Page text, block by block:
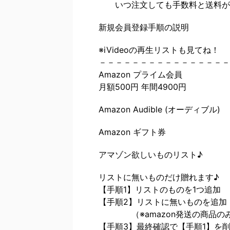
いつ注文しても手数料と送料が
新規会員登録手順の説明
※iVideoの再生リストも見てね！
－－－－－－－－－－－－－－－
Amazon プライム会員
月額500円 年間4900円
Amazon Audible (オーディブル)
Amazon ギフト券
アマゾン欲しいものリスト♪
リストに無いものだけ贈れます♪
【手順1】リストのものを1つ追加
【手順2】リストに無いものを追加
（※amazon発送の商品のみ
【手順3】最終確認で【手順1】を